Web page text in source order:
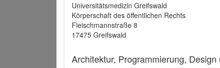
Universitätsmedizin Greifswald
Körperschaft des öffentlichen Rechts
Fleischmannstraße 8
17475 Greifswald
Architektur, Programmierung,